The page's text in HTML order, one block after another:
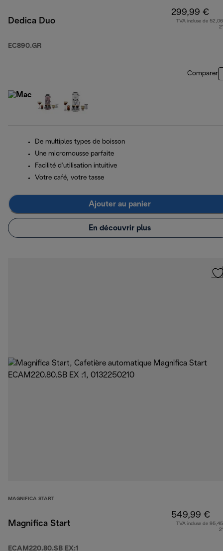
Dedica Duo
EC890.GR
299,99 €
TVA incluse de
Comparer
De multiples types de boisson
Une micromousse parfaite
Facilité d’utilisation intuitive
Votre café, votre tasse
Ajouter au panier
En découvrir plus
MAGNIFICA START
Magnifica Start
ECAM220.80.SB EX:1
549,99 €
TVA incluse de